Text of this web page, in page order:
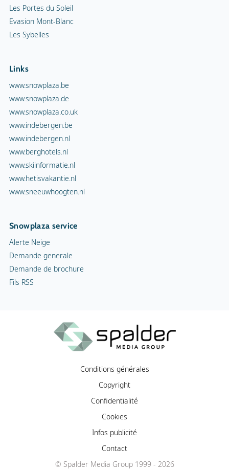
Les Portes du Soleil
Evasion Mont-Blanc
Les Sybelles
Links
www.snowplaza.be
www.snowplaza.de
www.snowplaza.co.uk
www.indebergen.be
www.indebergen.nl
www.berghotels.nl
www.skiinformatie.nl
www.hetisvakantie.nl
www.sneeuwhoogten.nl
Snowplaza service
Alerte Neige
Demande generale
Demande de brochure
Fils RSS
Conditions générales
Copyright
Confidentialité
Cookies
Infos publicité
Contact
© Spalder Media Group 1999 - 2026